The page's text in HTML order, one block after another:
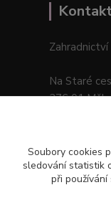
Na Staré
276 01
Soubory cookies
sledování statistik
při